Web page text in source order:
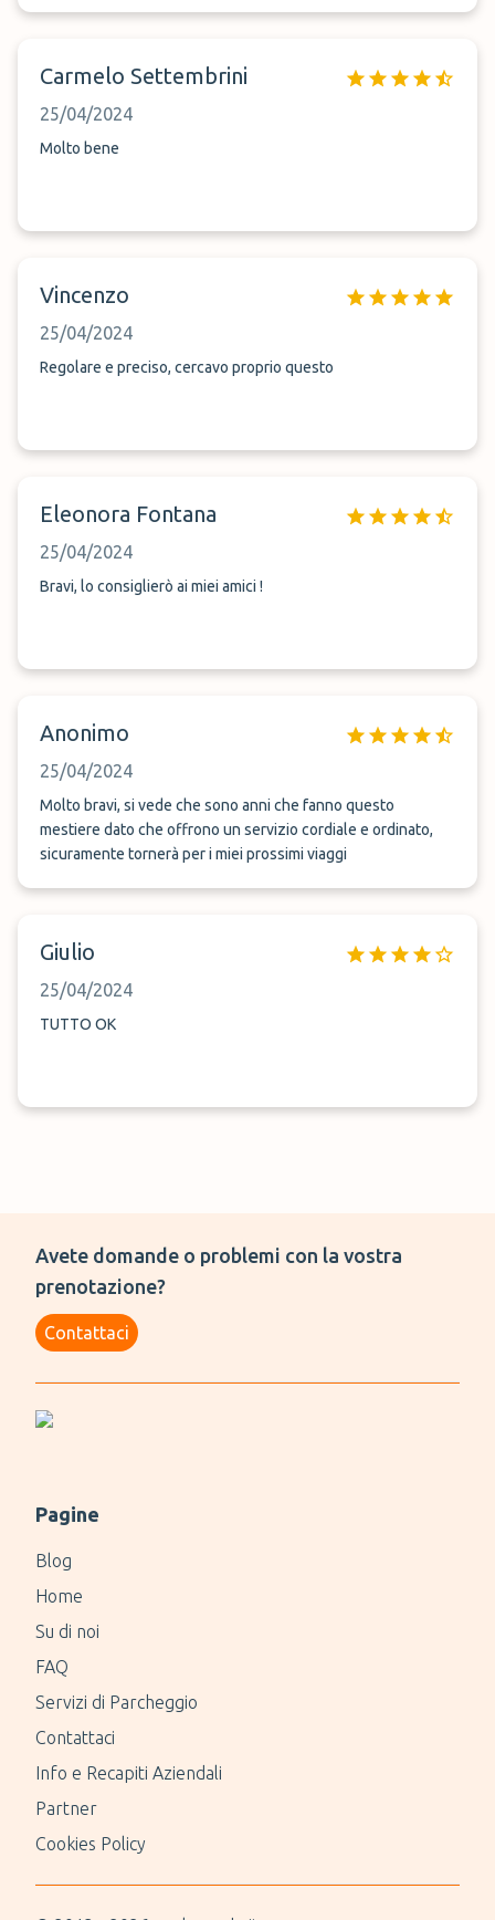
Carmelo Settembrini
25/04/2024
Molto bene
Vincenzo
25/04/2024
Regolare e preciso, cercavo proprio questo
Eleonora Fontana
25/04/2024
Bravi, lo consiglierò ai miei amici !
Anonimo
25/04/2024
Molto bravi, si vede che sono anni che fanno questo
mestiere dato che offrono un servizio cordiale e ordinato,
sicuramente tornerà per i miei prossimi viaggi
Giulio
25/04/2024
TUTTO OK
Avete domande o problemi con la vostra
prenotazione?
Contattaci
Pagine
Blog
Home
Su di noi
FAQ
Servizi di Parcheggio
Contattaci
Info e Recapiti Aziendali
Partner
Cookies Policy